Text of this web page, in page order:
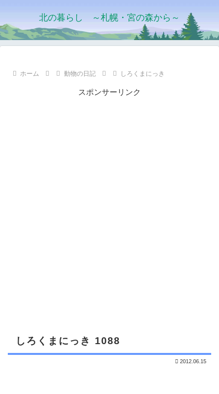
北の暮らし ～札幌・宮の森から～
ホーム 動物の日記 しろくまにっき
スポンサーリンク
しろくまにっき 1088
2012.06.15